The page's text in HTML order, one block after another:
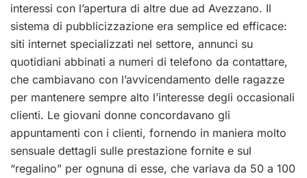
interessi con l’apertura di altre due ad Avezzano. Il
sistema di pubblicizzazione era semplice ed efficace:
siti internet specializzati nel settore, annunci su
quotidiani abbinati a numeri di telefono da contattare,
che cambiavano con l’avvicendamento delle ragazze
per mantenere sempre alto l’interesse degli occasionali
clienti. Le giovani donne concordavano gli
appuntamenti con i clienti, fornendo in maniera molto
sensuale dettagli sulle prestazione fornite e sul
“regalino” per ognuna di esse, che variava da 50 a 100